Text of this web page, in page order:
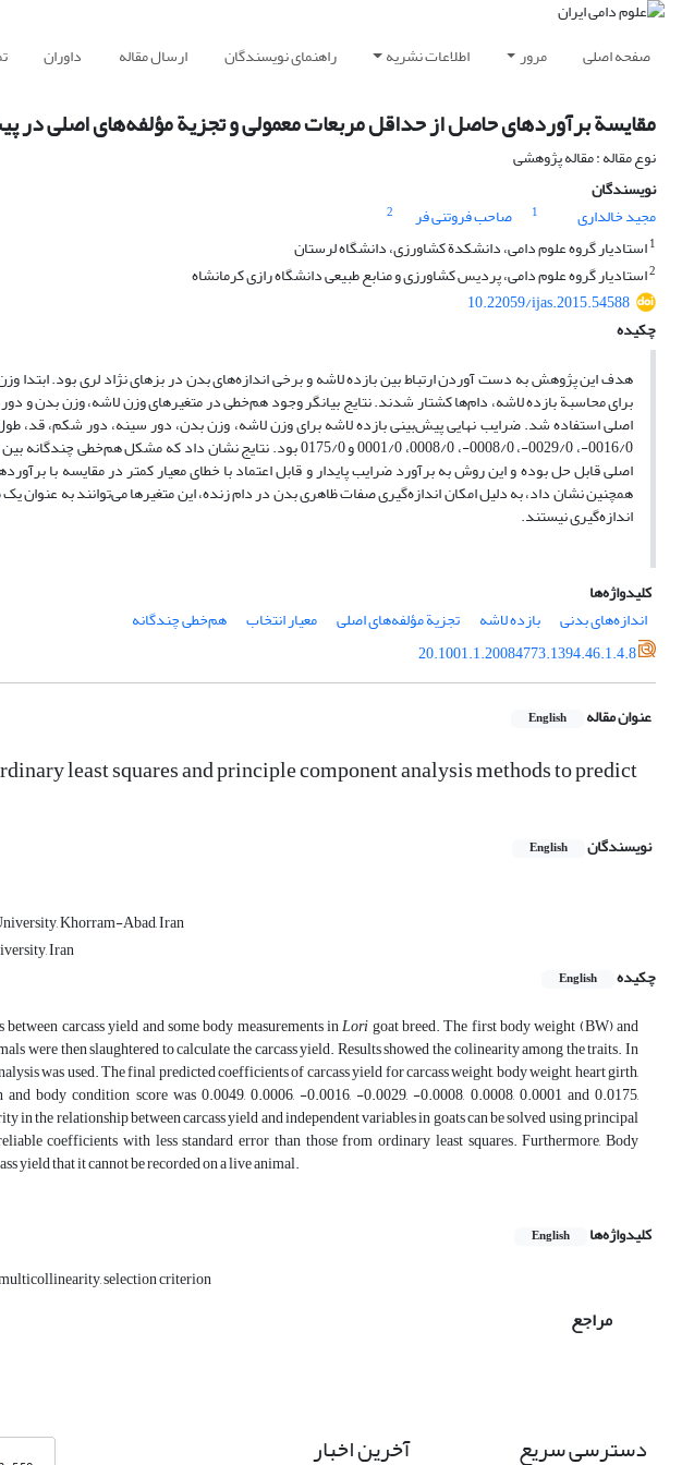
صفحه اصلی مرور اطلاعات نشریه راهنمای نویسندگان ارسال مقاله داوران
مقایسة برآوردهای حاصل از حداقل مربعات معمولی و تجزیة مؤلفه‌های اصلی در
نوع مقاله : مقاله پژوهشی
نویسندگان
مجید خالداری
1 صاحب فروتنی فر
2
1استادیار گروه علوم دامی، دانشکدة کشاورزی، دانشگاه لرستان
2استادیار گروه علوم دامی، پردیس کشاورزی و منابع طبیعی دانشگاه رازی کرمانشاه
10.22059/ijas.2015.54588
چکیده
برای محاسبة بازده لاشه، دام‌ها کشتار شدند. نتایج بیانگر وجود هم‌خطی در متغیرهای وزن لاشه، وزن بدن و
0016/0-، 0029/0-، 0008/0-، 0008/0، 0001/0 و 0175/0 بود. نتایج نشان
اصلی قابل حل بوده و این روش به برآورد ضرایب پایدار و قابل اعتماد با خطای معیار کمتر در مقایسه با
همچنین نشان داد، به دلیل امکان اندازه‌گیری صفات ظاهری بدن در دام زنده، این متغیرها می‌توانند به عنوان
اندازه‌گیری نیستند.
کلیدواژه‌ها
اندازه‌های بدنی
بازده لاشه تجزیة مؤلفه‌های اصلی معیار انتخاب
هم‌خطی چندگانه
20.1001.1.20084773.1394.46.1.4.8
عنوان مقاله English
least squares and principle component analysis methods to predict
نویسندگان English
Khorram-Abad, Iran
Iran
چکیده
English
carcass yield and some body measurements inLorigoat breed. The first body weight (BW) and
were then slaughtered to calculate the carcass yield. Results showed the colinearity among the traits. In
was used. The final predicted coefficients of carcass yield for carcass weight, body weight, heart girth,
body condition score was 0.0049, 0.0006, -0.0016, -0.0029, -0.0008, 0.0008, 0.0001 and 0.0175,
the relationship between carcass yield and independent variables in goats can be solved using principal
coefficients with less standard error than those from ordinary least squares. Furthermore, Body
yield that it cannot be recorded on a live animal.
کلیدواژه‌ها English
selection criterion
مراجع
دسترسی سریع آخرین اخبار